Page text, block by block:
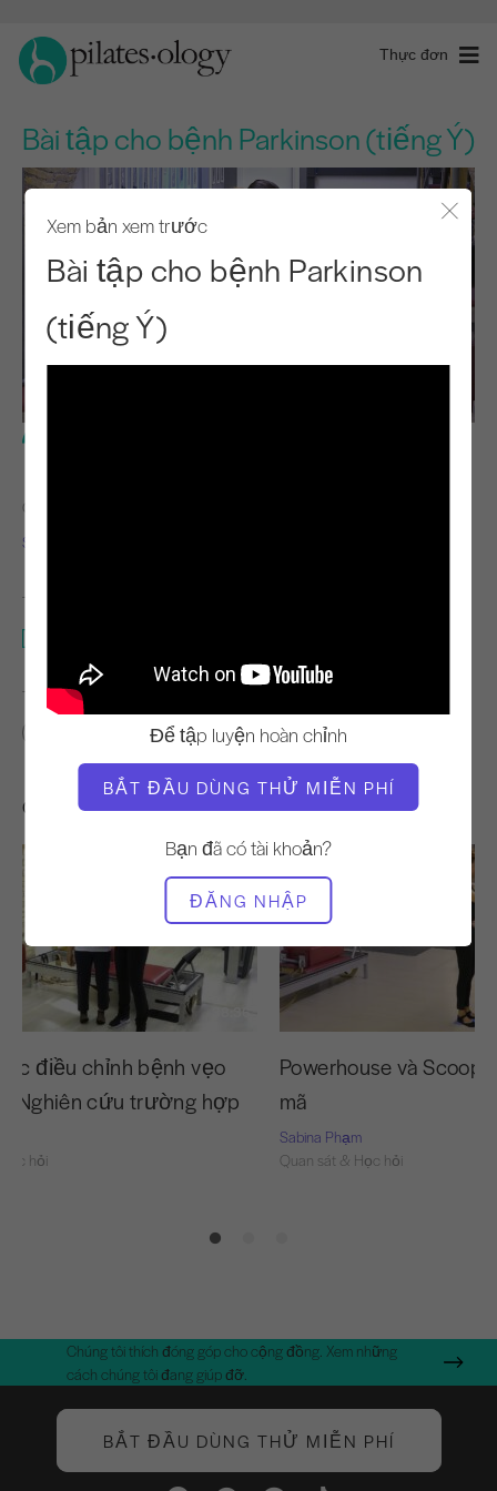
Thực đơn
Bài tập cho bệnh Parkinson (tiếng Ý)
Xem bản xem trước
Bài tập cho bệnh Parkinson
(tiếng Ý)
Để tập luyện hoàn chỉnh
BẮT ĐẦU DÙNG THỬ MIỄN PHÍ
Bạn đã có tài khoản?
ĐĂNG NHẬP
GIÁO VIÊN
Sabina Phạm
THIẾT BỊ CẦN THIẾT
TÌM LỚP HỌC TƯƠNG TỰ CHO
20 - 30 phút Toàn bộ Studio
Các bài tập khác bạn có thể thích
điều chỉnh bệnh vẹo
Nghiên cứu trường hợp
hỏi
Powerhouse và
mã
Sabina Phạm
Quan sát & Học hỏi
Chúng tôi thích đóng góp cho cộng đồng. Xem những
cách chúng tôi đang giúp đỡ.
BẮT ĐẦU DÙNG THỬ MIỄN PHÍ